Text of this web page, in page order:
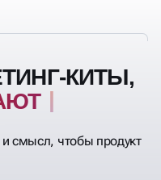
КИТЫ,
смысл, чтобы продукт